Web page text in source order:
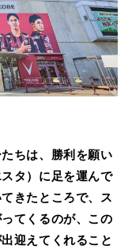
ちは、勝利を願い
タ）に足を運んで
きたところで、ス
てくるのが、この
迎えてくれること